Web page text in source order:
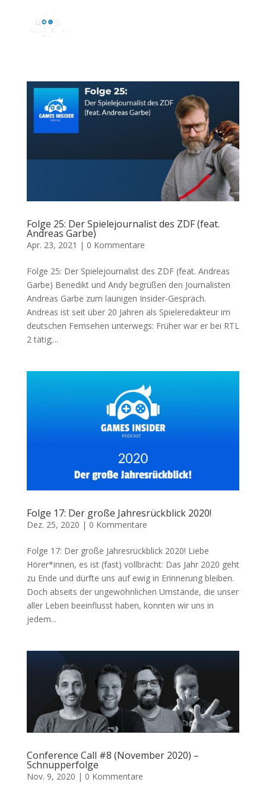
Folge 25: Der Spielejournalist des ZDF (feat.
Andreas Garbe)
Apr. 23, 2021 | 0 Kommentare
Folge 25: Der Spielejournalist des ZDF (feat. Andreas
Garbe) Benedikt und Andy begrüßen den Journalisten
Andreas Garbe zum launigen Insider-Gespräch.
Andreas ist seit über 20 Jahren als Spieleredakteur im
deutschen Fernsehen unterwegs: Früher war er bei RTL
2 tätig;...
Folge 17: Der große Jahresrückblick 2020!
Dez. 25, 2020 | 0 Kommentare
Folge 17: Der große Jahresrückblick 2020! Liebe
Hörer*innen, es ist (fast) vollbracht: Das Jahr 2020 geht
zu Ende und dürfte uns auf ewig in Erinnerung bleiben.
Doch abseits der ungewöhnlichen Umstände, die unser
aller Leben beeinflusst haben, konnten wir uns in
jedem...
Conference Call #8 (November 2020) –
Schnupperfolge
Nov. 9, 2020 | 0 Kommentare